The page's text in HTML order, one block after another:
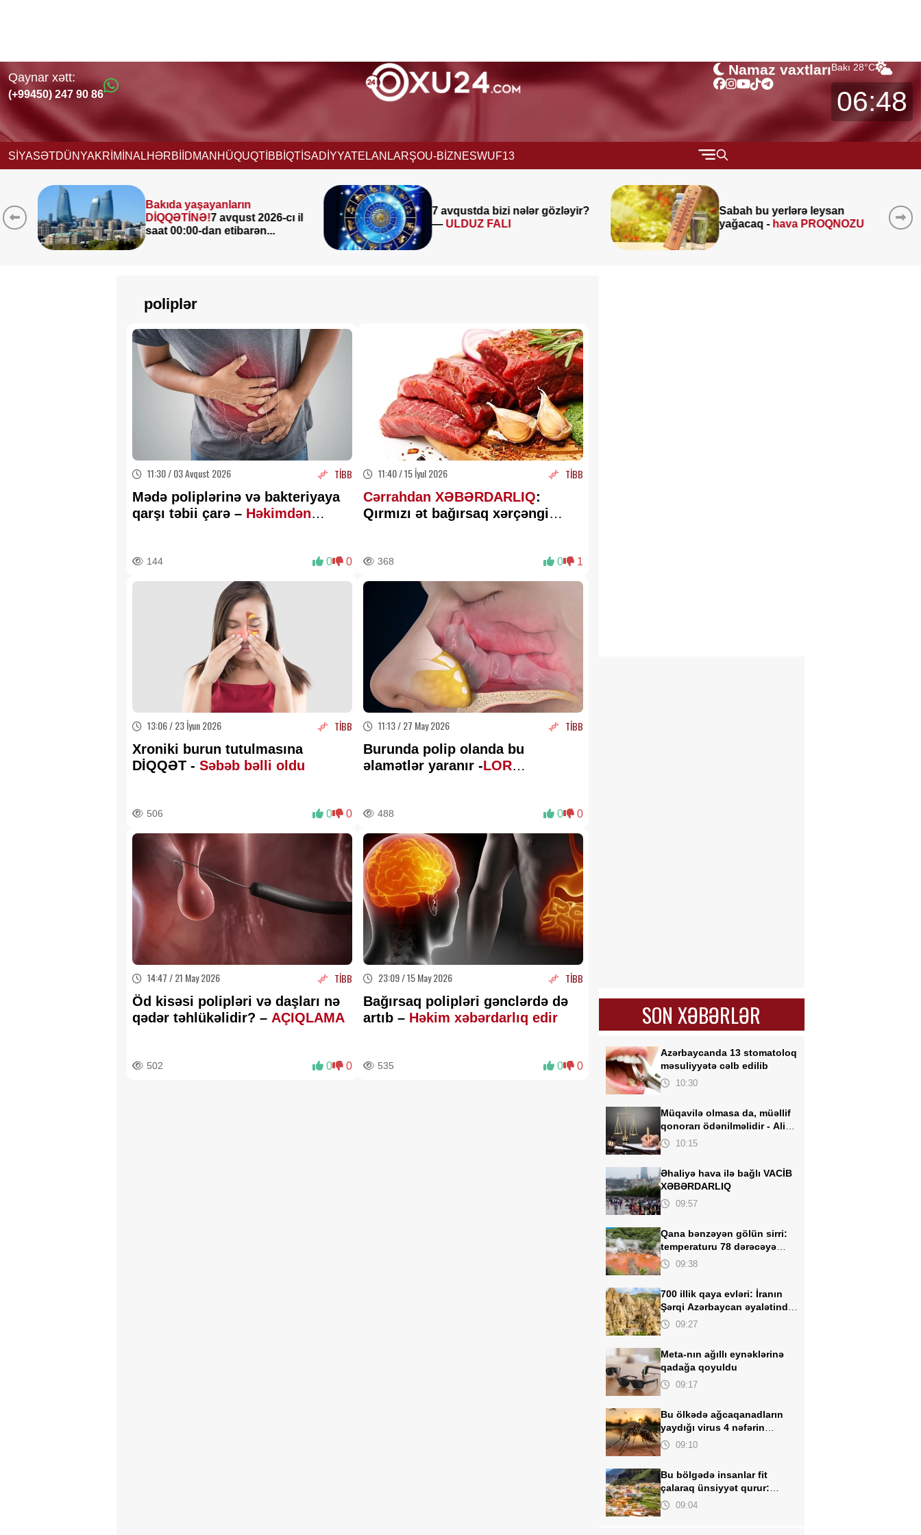
Qaynar xətt:
(+99450) 247 90 86
Namaz vaxtlarıBakı 28°C
06:48
SİYASƏTDÜNYAKRİMİNAL HƏRBİİDMANHÜQUQTİBBİQTİSADİYYATELANLARŞOU-BİZNESWUF13
MÜSAHİBƏ
MARAQLI
Bakıda yaşayanların
DİQQƏTİNƏ!7 avqust 2026-cı il
saat 00:00-dan etibarən...
7 avqustda bizi nələr gözləyir?
ULDUZ FALI
Sabah bu yerlərə leysan
yağacaq -hava PROQNOZU
Əmək
poliplər
11:30 / 03 Avqust 2026 TİBB
Mədə poliplərinə və bakteriyaya
qarşı təbii çarə – Həkimdən
144 0 0
11:40 / 15 İyul 2026 TİBB
Cərrahdan XƏBƏRDARLIQ:
Qırmızı ət bağırsaq xərçəngi
368 0 1
13:06 / 23 İyun 2026 TİBB
Xroniki burun tutulmasına
DİQQƏT -Səbəb bəlli oldu
506 0 0
11:13 / 27 May 2026 TİBB
Burunda polip olanda bu
əlamətlər yaranır -LOR
488 0 0
14:47 / 21 May 2026 TİBB
Öd kisəsi polipləri və daşları nə
qədər təhlükəlidir? – AÇIQLAMA
502 0 0
23:09 / 15 May 2026 TİBB
Bağırsaq polipləri gənclərdə də
artıb – Həkim xəbərdarlıq edir
535 0 0
SON XƏBƏRLƏR
Azərbaycanda 13 stomatoloq
məsuliyyətə cəlb edilib
10:30
Müqavilə olmasa da, müəllif
qonorarı ödənilməlidir - Ali
Məhkəmədən mühüm qərar
10:15
Əhaliyə hava ilə bağlı VACİB
XƏBƏRDARLIQ
09:57
Qana bənzəyən gölün sirri:
temperaturu 78 dərəcəyə
çatan isti bulaq
09:38
700 illik qaya evləri: İranın
Şərqi Azərbaycan əyalətində
unikal kənd
09:27
Meta-nın ağıllı eynəklərinə
qadağa qoyuldu
09:17
Bu ölkədə ağcaqanadların
yaydığı virus 4 nəfərin
həyatına son qoydu
09:10
Bu bölgədə insanlar fit
çalaraq ünsiyyət qurur:
əsrlərdir yaşadılan unikal dil
09:04